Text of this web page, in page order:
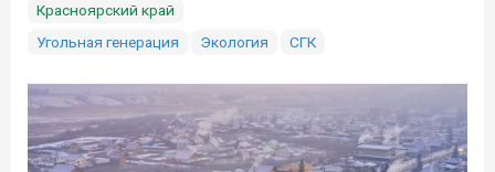
Красноярский край
Угольная генерация
Экология СГК